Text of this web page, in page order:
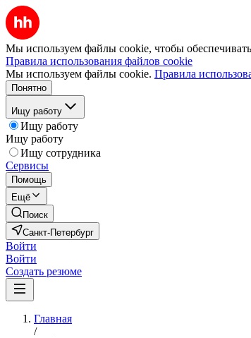
Мы используем файлы cookie, чтобы
Правила использования файлов cookie
Мы используем файлы cookie. Правила
Понятно
Ищу работу
Ищу работу
Ищу работу
Ищу сотрудника
Сервисы
Помощь
Ещё
Поиск
Санкт-Петербург
Войти
Войти
Создать резюме
Главная
/